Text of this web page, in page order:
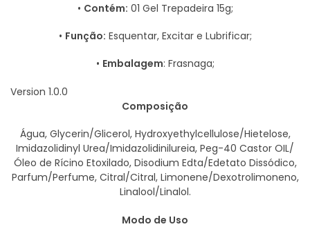
• Contém: 01 Gel Trepadeira 15g;
• Função: Esquentar, Excitar e Lubrificar;
• Embalagem: Frasnaga;
Version 1.0.0
Composição
Água, Glycerin/Glicerol, Hydroxyethylcellulose/Hietelose,
Imidazolidinyl Urea/Imidazolidinilureia, Peg-40 Castor OIL/
Óleo de Rícino Etoxilado, Disodium Edta/Edetato Dissódico,
Parfum/Perfume, Citral/Citral, Limonene/Dexotrolimoneno,
Linalool/Linalol.
Modo de Uso